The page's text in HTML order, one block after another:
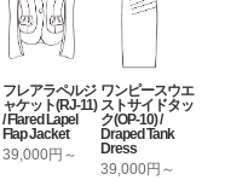
フレアラペルジ
ャケット(RJ-11)
/ Flared Lapel
Flap Jacket
39,000円～
ワンピースウエ
ストサイドタッ
ク(OP-10) /
Draped Tank
Dress
39,000円～